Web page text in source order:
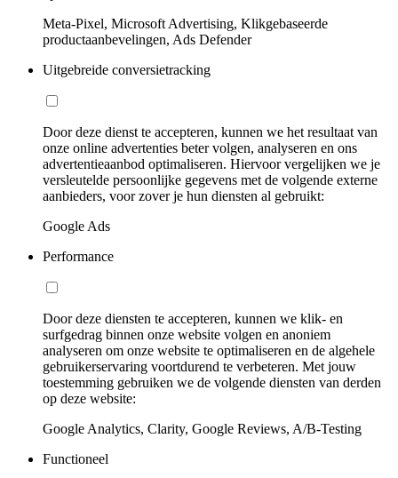
Meta-Pixel, Microsoft Advertising, Klikgebaseerde
productaanbevelingen, Ads Defender
Uitgebreide conversietracking
Door deze dienst te accepteren, kunnen we het resultaat van
onze online advertenties beter volgen, analyseren en ons
advertentieaanbod optimaliseren. Hiervoor vergelijken we je
versleutelde persoonlijke gegevens met de volgende externe
aanbieders, voor zover je hun diensten al gebruikt:
Google Ads
Performance
Door deze diensten te accepteren, kunnen we klik- en
surfgedrag binnen onze website volgen en anoniem
analyseren om onze website te optimaliseren en de algehele
gebruikerservaring voortdurend te verbeteren. Met jouw
toestemming gebruiken we de volgende diensten van derden
op deze website:
Google Analytics, Clarity, Google Reviews, A/B-Testing
Functioneel